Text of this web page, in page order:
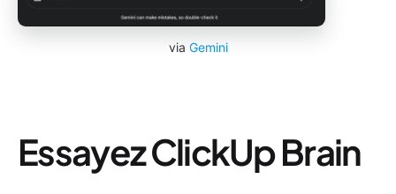
via Gemini
Essayez ClickUp Brain